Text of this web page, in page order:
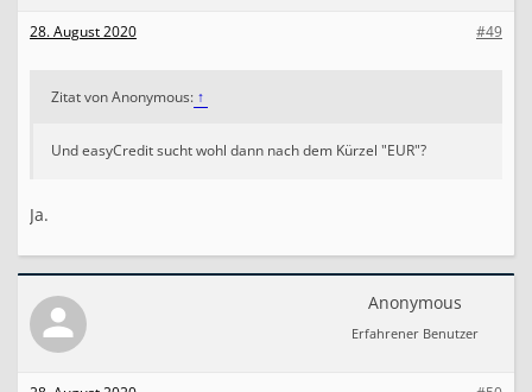
#49
28. August 2020
Zitat von Anonymous: ↑
Und easyCredit sucht wohl dann nach dem Kürzel "EUR"?
Ja.
Anonymous
Erfahrener Benutzer